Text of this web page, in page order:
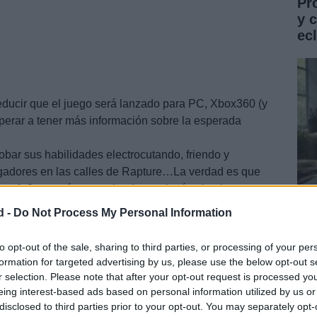
- Do Not Process My Personal Information
opt-out of the sale, sharing to third parties, or processing of your
for targeted advertising by us, please use the below opt-out
selection. Please note that after your opt-out request is processed
interest-based ads based on personal information utilized by us
to third parties prior to your opt-out. You may separately
que el juego será lanzado para PC, Xbox360 (y
a tener más información sobre la esperada
sus habilidades electrocutando, friendo y
en las calles de Rapture…La verdad es que
2 se está manteniendo en el más absoluto
ser detective privado para conocer nuevos
y